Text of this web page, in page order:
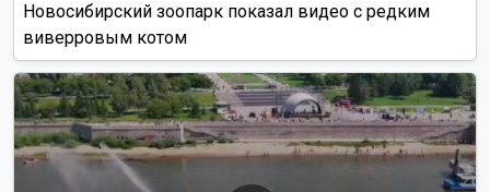
Новосибирский зоопарк показал видео с редким
виверровым котом